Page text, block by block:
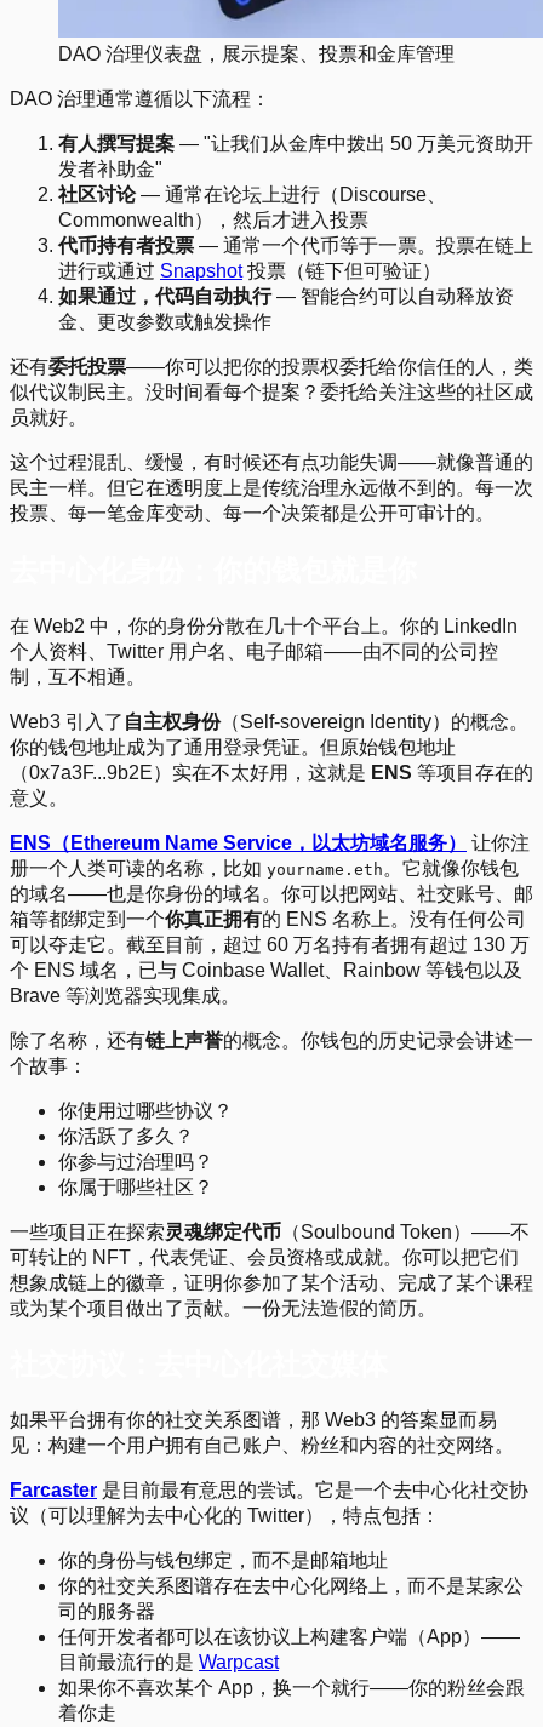
DAO 治理仪表盘，展示提案、投票和金库管理
DAO 治理通常遵循以下流程：
有人撰写提案 — "让我们从金库中拨出 50 万美元资助开
发者补助金"
社区讨论— 通常在论坛上进行（Discourse、
Commonwealth），然后才进入投票
代币持有者投票 — 通常一个代币等于一票。投票在链上
进行或通过 Snapshot投票（链下但可验证）
如果通过，代码自动执行— 智能合约可以自动释放资
金、更改参数或触发操作
还有委托投票——你可以把你的投票权委托给你信任的人，类
似代议制民主。没时间看每个提案？委托给关注这些的社区成
员就好。
这个过程混乱、缓慢，有时候还有点功能失调——就像普通的
民主一样。但它在透明度上是传统治理永远做不到的。每一次
投票、每一笔金库变动、每一个决策都是公开可审计的。
在 Web2 中，你的身份分散在几十个平台上。你的 LinkedIn
个人资料、Twitter 用户名、电子邮箱——由不同的公司控
制，互不相通。
Web3 引入了 自主权身份（Self-sovereign Identity）的概念。
你的钱包地址成为了通用登录凭证。但原始钱包地址
（0x7a3F...9b2E）实在不太好用，这就是 ENS 等项目存在的
意义。
ENS（Ethereum Name Service，以太坊域名服务）
让你注
册一个人类可读的名称，比如 yourname.eth 。它就像你钱包
的域名——也是你身份的域名。你可以把网站、社交账号、邮
箱等都绑定到一个你真正拥有的 ENS 名称上。没有任何公司
可以夺走它。截至目前，超过 60 万名持有者拥有超过 130 万
个 ENS 域名，已与 Coinbase Wallet、Rainbow 等钱包以及
Brave 等浏览器实现集成。
除了名称，还有链上声誉的概念。你钱包的历史记录会讲述一
个故事：
你使用过哪些协议？
你活跃了多久？
你参与过治理吗？
你属于哪些社区？
一些项目正在探索灵魂绑定代币 （Soulbound Token）——不
可转让的 NFT，代表凭证、会员资格或成就。你可以把它们
想象成链上的徽章，证明你参加了某个活动、完成了某个课程
或为某个项目做出了贡献。一份无法造假的简历。
如果平台拥有你的社交关系图谱，那 Web3 的答案显而易
见：构建一个用户拥有自己账户、粉丝和内容的社交网络。
Farcaster 是目前最有意思的尝试。它是一个去中心化社交协
议（可以理解为去中心化的 Twitter），特点包括：
你的身份与钱包绑定，而不是邮箱地址
你的社交关系图谱存在去中心化网络上，而不是某家公
司的服务器
任何开发者都可以在该协议上构建客户端（App）——
目前最流行的是 Warpcast
如果你不喜欢某个 App，换一个就行——你的粉丝会跟
着你走